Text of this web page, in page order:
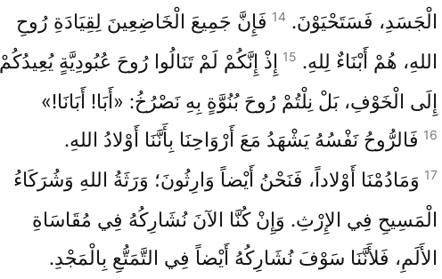
الْجَسَدِ، فَسَتَحْيَوْنَ. 14 فَإِنَّ جَمِيعَ الْخَاضِعِينَ لِقِيَادَةِ رُوحِ
اللهِ، هُمْ أَبْنَاءٌ لِلهِ. 15 إِذْ إِنَّكُمْ لَمْ تَنَالُوا رُوحَ عُبُودِيَّةٍ يُعِيدُكُمْ
إِلَى الْخَوْفِ، بَلْ نِلْتُمْ رُوحَ بُنُوَّةٍ بِهِ نَصْرُخُ: «أَبَا! أَبَانَا!»
16 فَالرُّوحُ نَفْسُهُ يَشْهَدُ مَعَ أَرْوَاحِنَا بِأَنَّنَا أَوْلادُ اللهِ.
17 وَمَادُمْنَا أَوْلاداً، فَنَحْنُ أَيْضاً وَارِثُونَ؛ وَرَثَةُ اللهِ وَشُرَكَاءُ
الْمَسِيحِ فِي الإِرْثِ. وَإِنْ كُنَّا الآنَ نُشَارِكُهُ فِي مُقَاسَاةِ
الأَلَمِ، فَلأَنَّنَا سَوْفَ نُشَارِكُهُ أَيْضاً فِي التَّمَتُّعِ بِالْمَجْدِ.